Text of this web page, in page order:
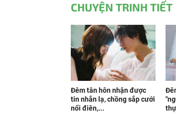
CHUYỆN TRINH TIẾT
Đêm tân hôn nhận được
tin nhắn lạ, chồng sắp cưới
nổi điên,...